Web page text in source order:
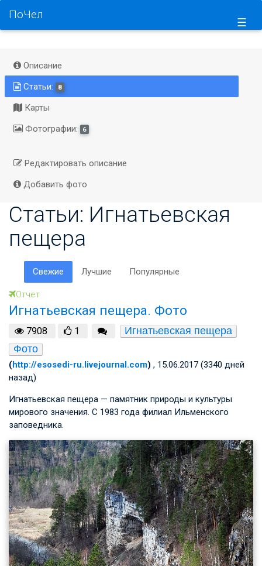
☰
ПоЧел
Описание
Статьи:
8
Карты
Фотографии:
6
Редактировать описание
Добавить фото
Статьи: Игнатьевская
пещера
Свежие Лучшие Популярные
Отчет
Игнатьевская пещера. Фото
7908 1
Игнатьевская пещера
Фото
(http://esosedi-ru.livejournal.com) , 15.06.2017 (3340 дней
назад)
Игнатьевская пещера — памятник природы и культуры
мирового значения. С 1983 года филиал Ильменского
заповедника.